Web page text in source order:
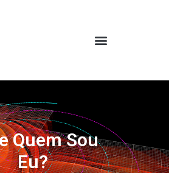
Quem Sou
Eu?